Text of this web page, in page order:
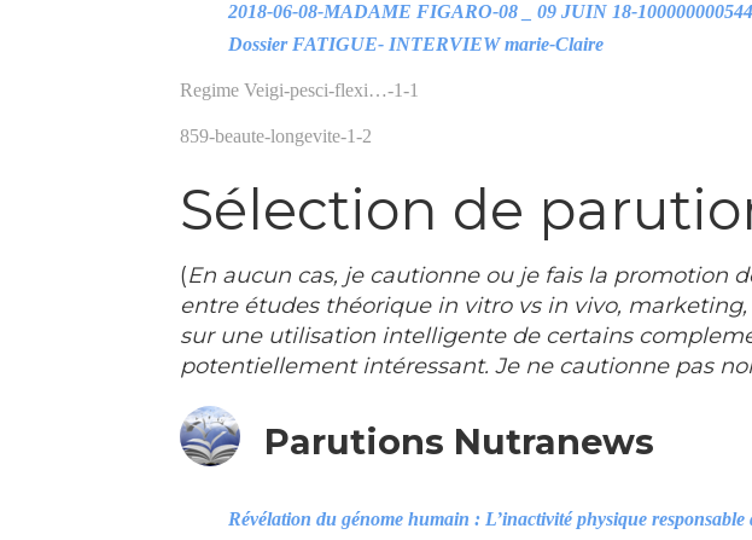
2018-06-08-MADAME FIGARO-08 _ 09 JUIN 18-
Dossier FATIGUE- INTERVIEW marie-Claire
Regime Veigi-pesci-flexi…-1-1
859-beaute-longevite-1-2
Sélection de
(En aucun cas, je cautionne ou je fais la promotion
entre études théorique in vitro vs in vivo,
sur une utilisation intelligente de certains
potentiellement intéressant. Je ne cautionne pas
Parutions Nutranews
Révélation du génome humain : L’inactivité physique